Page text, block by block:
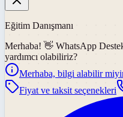
Eğitim Danışmanı
Merhaba! 👋 WhatsApp
yardımcı olabiliriz?
Merhaba, bilgi alabilir
Fiyat ve taksit seçenekleri